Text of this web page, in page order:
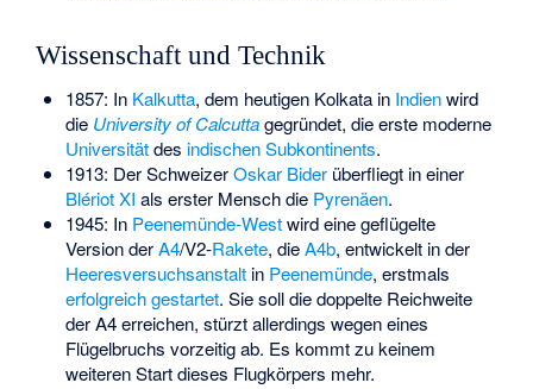
Wissenschaft und Technik
1857: In Kalkutta, dem heutigen Kolkata in Indienwird
die University of Calcuttagegründet, die erste moderne
Universitätdes indischen Subkontinents.
1913: Der SchweizerOskar Biderüberfliegt in einer
Blériot XI als erster Mensch die Pyrenäen.
1945: In Peenemünde-Westwird eine geflügelte
Version derA4/V2-Rakete, dieA4b, entwickelt in der
Heeresversuchsanstaltin Peenemünde, erstmals
erfolgreich gestartet. Sie soll die doppelte Reichweite
der A4 erreichen, stürzt allerdings wegen eines
Flügelbruchs vorzeitig ab. Es kommt zu keinem
weiteren Start dieses Flugkörpers mehr.